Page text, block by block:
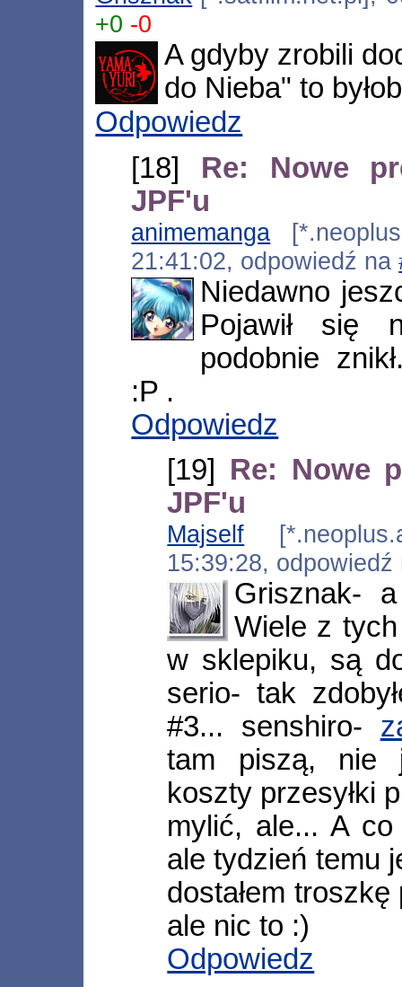
+0 -0
A gdyby zrobili
do Nieba" to
Odpowiedz
[18] Re: Nowe
JPF'u
animemanga
21:41:02, odpowiedź na
Niedawno
Pojawił się
podobnie
:P .
Odpowiedz
[19] Re: Nowe
JPF'u
Majself
15:39:28,
Grisznak-
Wiele z
w sklepiku, są
serio- tak
#3... senshiro-
tam piszą, nie
koszty przesyłki
mylić, ale... A
ale tydzień temu
dostałem
ale nic to :)
Odpowiedz